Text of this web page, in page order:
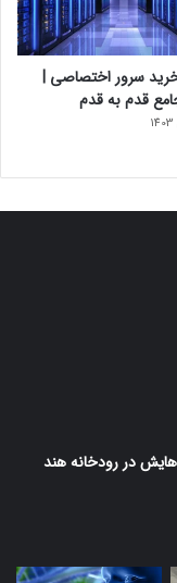
سرور اختصاصی |
قدم به قدم
در رودخانه هند